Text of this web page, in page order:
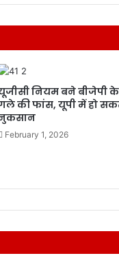
नियम बने बीजेपी
की फांस, यूपी में हो
February 1, 2026